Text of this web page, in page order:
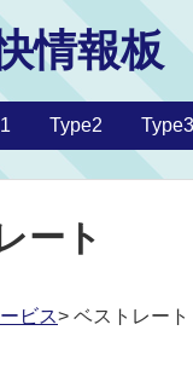
情報板
Type2 Type3
ート
ビス> ベストレート